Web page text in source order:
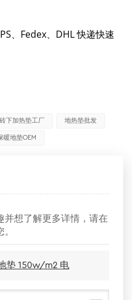
、Fedex、DHL 快递快速
下加热垫工厂 地热垫批发
暖地垫OEM
并想了解更多详情，请在
垫 150w/m2 电